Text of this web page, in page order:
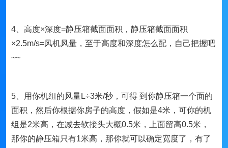
4、高度×深度=静压箱截面面积，静压箱截面面积
×2.5m/s=风机风量，至于高度和深度怎么配，自己把握吧
~~
5、用你机组的风量L÷3米/秒，可得 到你静压箱一个面的
面积，然后你根据你房子的高度，假如是4米，可你的机
组是2米高，在减去软接头大概0.5米，上面留高0.5米，
那你的静压箱只有1米高，那你就可以确定宽度了，有了